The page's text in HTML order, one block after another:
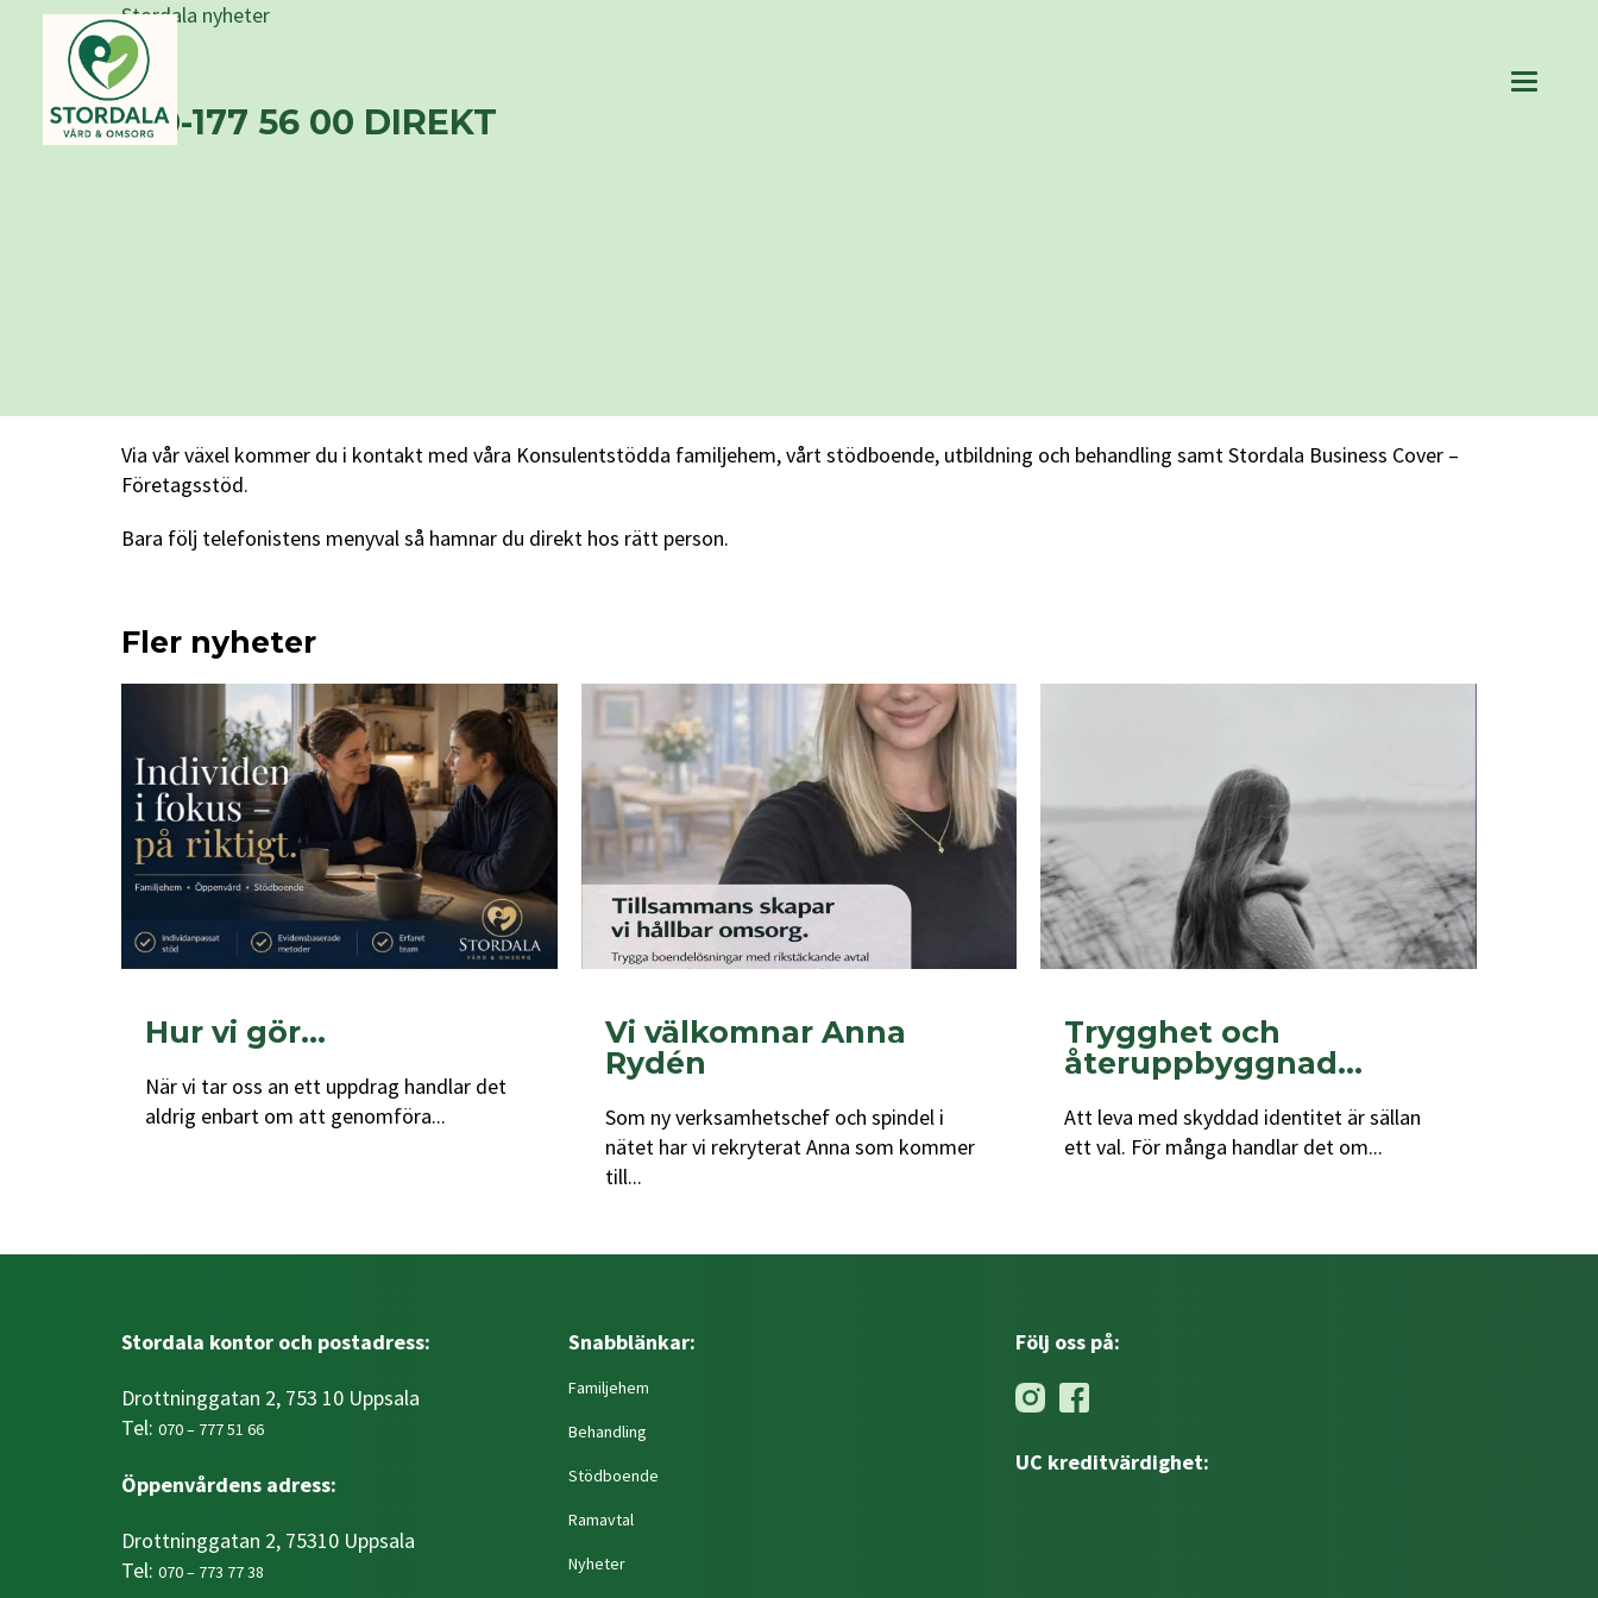
Stordala nyheter
010-177 56 00 DIREKT
Via vår växel kommer du i kontakt med våra Konsulentstödda familjehem, vårt stödboende, utbildning och behandling samt Stordala Business Cover –
Företagsstöd.
Bara följ telefonistens menyval så hamnar du direkt hos rätt person.
Fler nyheter
Hur vi gör…
När vi tar oss an ett uppdrag handlar det
aldrig enbart om att genomföra...
Vi välkomnar Anna
Rydén
Som ny verksamhetschef och spindel i
nätet har vi rekryterat Anna som kommer
till...
Trygghet och
återuppbyggnad...
Att leva med skyddad identitet är sällan
ett val. För många handlar det om...
Stordala kontor och postadress:
Drottninggatan 2, 753 10 Uppsala
Tel: 070 – 777 51 66
Öppenvårdens adress:
Drottninggatan 2, 75310 Uppsala
Tel: 070 – 773 77 38
Snabblänkar:
Familjehem
Behandling
Stödboende
Ramavtal
Nyheter
Följ oss på:
UC kreditvärdighet: